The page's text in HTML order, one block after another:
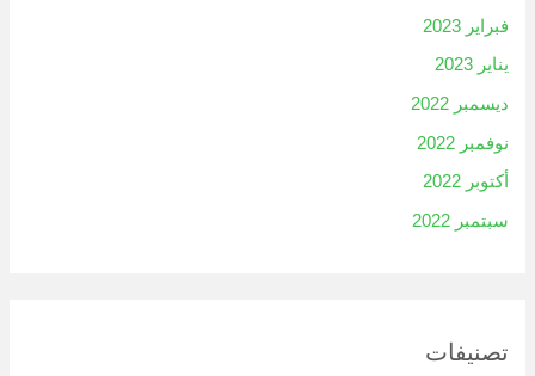
فبراير 2023
يناير 2023
ديسمبر 2022
نوفمبر 2022
أكتوبر 2022
سبتمبر 2022
تصنيفات